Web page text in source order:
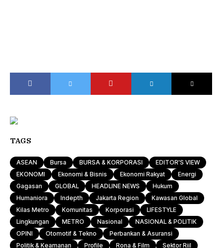
TAGS
ASEAN Bursa BURSA & KORPORASI
EDITOR'S VIEW
EKONOMI
Ekonomi & Bisnis Ekonomi Rakyat
Energi
Gagasan
GLOBAL HEADLINE NEWS
Hukum
Humaniora
Indepth Jakarta Region
Kawasan Global
Kilas Metro
Komunitas Korporasi
LIFESTYLE
Lingkungan
METRO Nasional
NASIONAL & POLITIK
OPINI
Otomotif & Tekno
Perbankan & Asuransi
Politik & Keamanan
Profile Rona & Film Sektor Riil